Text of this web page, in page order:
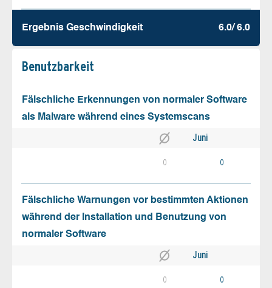
Ergebnis Geschw­indigkeit 6.0/ 6.0
Benutz­barkeit
Fälschliche Erkennungen von normaler Software
als Malware während eines Systemscans
Juni
0 0
Fälschliche Warnungen vor bestimmten Aktionen
während der Installation und Benutzung von
normaler Software
Juni
0 0